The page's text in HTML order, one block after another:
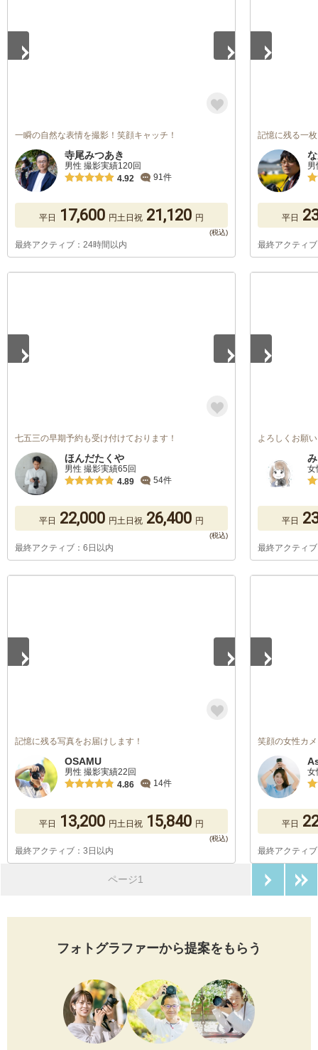
一瞬の自然な表情を撮影！笑顔キャッチ！
寺尾みつあき
男性 撮影実績120回
4.92
91件
平日 17,600 円土日祝 21,120 円
最終アクティブ：24時間以内
記憶に残る一
平日
最終アクティ
七五三の早期予約も受け付けております！
ほんだたくや
男性 撮影実績65回
4.89
54件
平日 22,000 円土日祝 26,400 円
最終アクティブ：6日以内
よろしくお願
女
平日
最終アクティ
記憶に残る写真をお届けします！
OSAMU
男性 撮影実績22回
4.86
14件
平日 13,200 円土日祝 15,840 円
最終アクティブ：3日以内
笑顔の女性カ
女
平日
最終アクティ
ページ1
フォトグラファーから提案をもらう